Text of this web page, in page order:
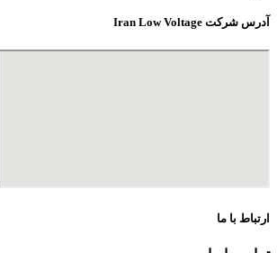
آدرس شرکت Iran Low Voltage
ارتباط با ما